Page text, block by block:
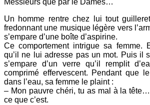
Messieurs que par le Dames…
Un homme rentre chez lui tout
fredonnant une musique légère vers
s’empare d’une boîte d’aspirine.
Ce comportement intrigue sa femme.
qu’il ne lui adresse pas un mot. Puis il
s’empare d’un verre qu’il remplit
comprimé effervescent. Pendant que
dans l’eau, sa femme le plaint :
– Mon pauvre chéri, tu as mal à la
ce que c’est.